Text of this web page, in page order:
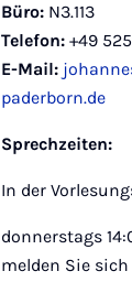
Büro: N3.113
Telefon: +49
E-Mail:
paderborn.de
Sprechzeiten:
In der
donnerstags
melden Sie